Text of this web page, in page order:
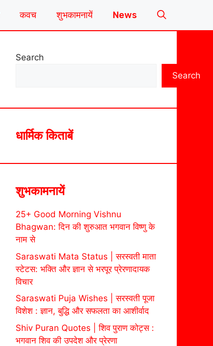
कवच शुभकामनायें News
Search
Search
धार्मिक किताबें
शुभकामनायें
25+ Good Morning Vishnu
Bhagwan: दिन की शुरुआत भगवान विष्णु के
नाम से
Saraswati Mata Status | सरस्वती माता
स्टेटस: भक्ति और ज्ञान से भरपूर प्रेरणादायक
विचार
Saraswati Puja Wishes | सरस्वती पूजा
विशेश : ज्ञान, बुद्धि और सफलता का आशीर्वाद
Shiv Puran Quotes | शिव पुराण कोट्स :
भगवान शिव की उपदेश और प्रेरणा